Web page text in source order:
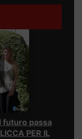
futuro passa
PER IL